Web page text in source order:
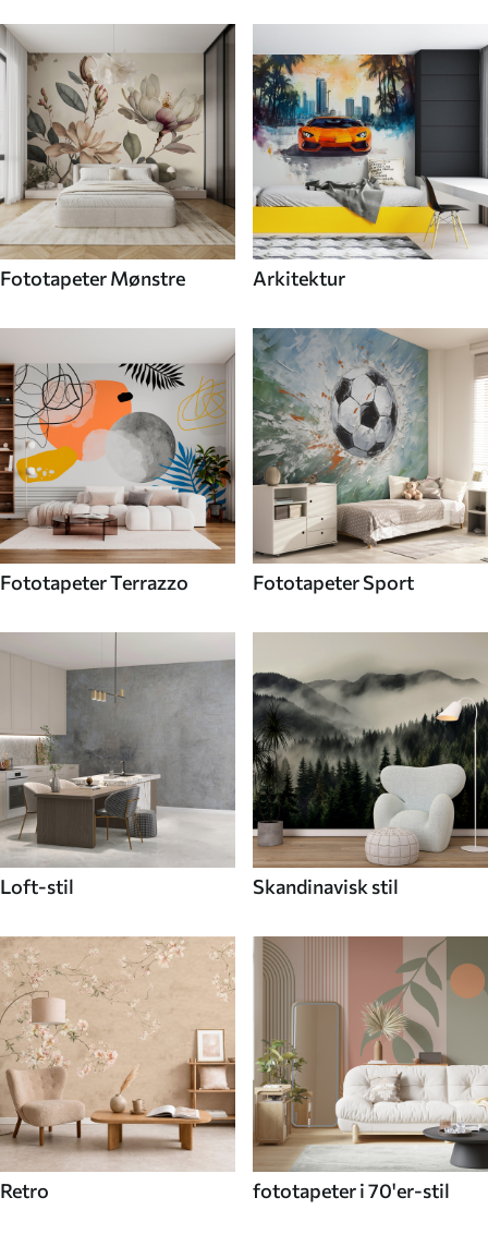
Fototapeter Mønstre Arkitektur
Fototapeter Terrazzo Fototapeter Sport
Loft-stil Skandinavisk stil
Retro fototapeter i 70'er-stil